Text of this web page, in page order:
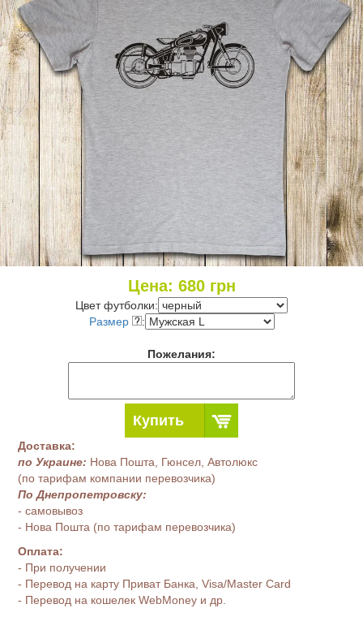
Цена: 680грн
Цвет футболки:
Размер
:
Пожелания:
Купить
Доставка:
по Украине: Нова Пошта, Гюнсел, Автолюкс
(по тарифам компании перевозчика)
По Днепропетровску:
- самовывоз
- Нова Пошта (по тарифам перевозчика)
Оплата:
- При получении
- Перевод на карту Приват Банка, Visa/Master Card
- Перевод на кошелек WebMoney и др.